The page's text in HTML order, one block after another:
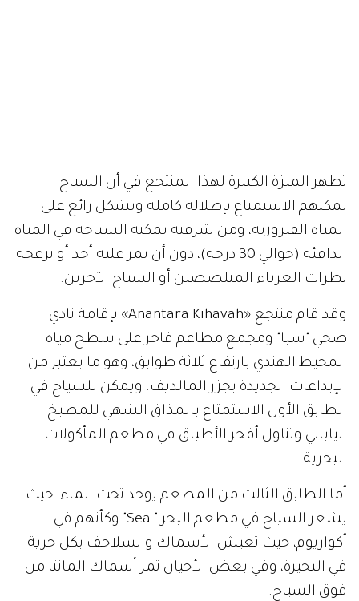
تظهر الميزة الكبيرة لهذا المنتجع في أن السياح
يمكنهم الاستمتاع بإطلالة كاملة وبشكل رائع على
المياه الفيروزية، ومن شرفته يمكنه السباحة في المياه
الدافئة (حوالي 30 درجة)، دون أن يمر عليه أحد أو تزعجه
نظرات الغرباء المتلصصين أو السياح الآخرين.
وقد قام منتجع «Anantara Kihavah» بإقامة نادي
صحي "سبا" ومجمع مطاعم فاخر على سطح مياه
المحيط الهندي بارتفاع ثلاثة طوابق، وهو ما يعتبر من
الإبداعات الجديدة بجزر المالديف. ويمكن للسياح في
الطابق الأول الاستمتاع بالمذاق الشهي للمطبخ
الياباني وتناول أفخر الأطباق في مطعم المأكولات
البحرية.
أما الطابق الثالث من المطعم يوجد تحت الماء، حيث
يشعر السياح في مطعم البحر " Sea" وكأنهم في
أكواريوم، حيث تعيش الأسماك والسلاحف بكل حرية
في البحيرة، وفي بعض الأحيان تمر أسماك المانتا من
فوق السياح.